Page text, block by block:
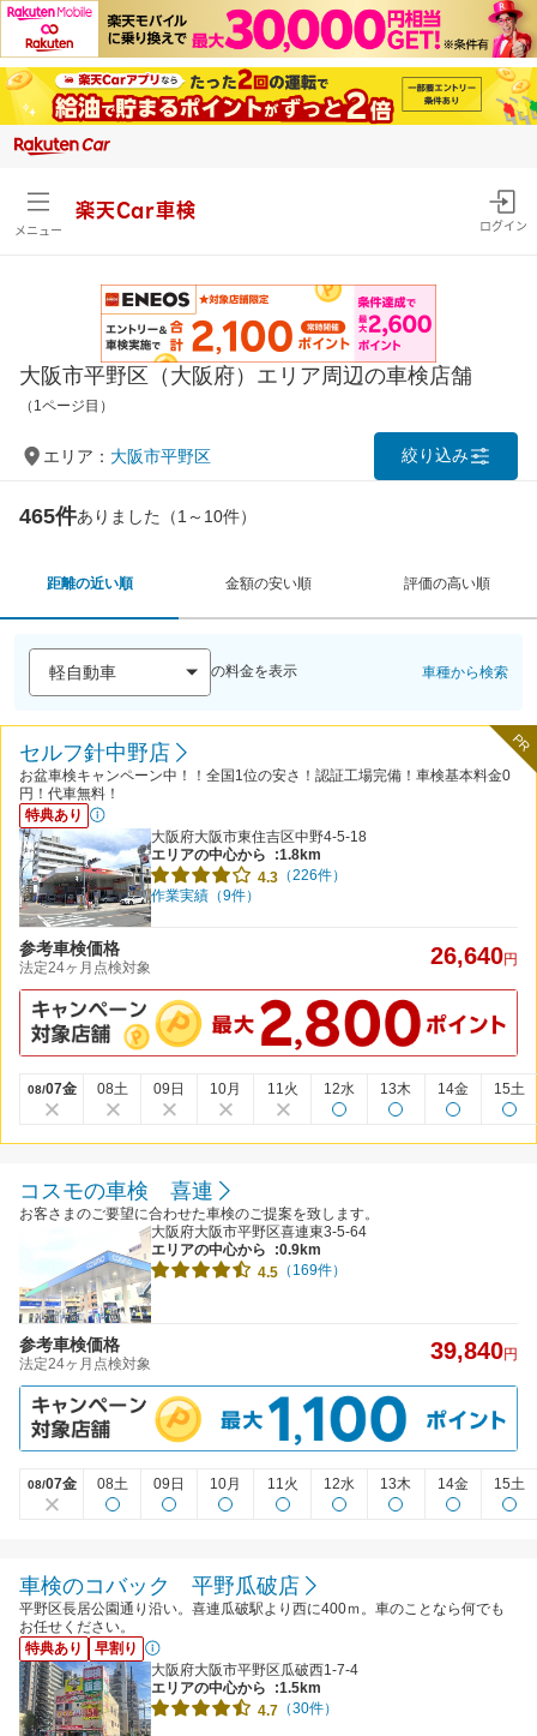
メニュー
楽天Car車検
ログイン
大阪市平野区（大阪府）エリア周辺の車検店舗
（1ページ目）
エリア： 大阪市平野区 絞り込み
465件ありました（1～10件）
距離の近い順 金額の安い順 評価の高い順
の料金を表示 車種から検索
PR
セルフ針中野店
お盆車検キャンペーン中！！全国1位の安さ！認証工場完備！車検基本料金0
円！代車無料！
特典あり
大阪府大阪市東住吉区中野4-5-18
エリアの中心から
:1.8km
4.3 （226件）
作業実績（9件）
参考車検価格
法定24ヶ月点検対象 26,640円
08/07金 08土 09日 10月 11火 12水 13木 14金 15土
コスモの車検 喜連
お客さまのご要望に合わせた車検のご提案を致します。
大阪府大阪市平野区喜連東3-5-64
エリアの中心から
:0.9km
4.5 （169件）
参考車検価格
法定24ヶ月点検対象 39,840円
08/07金 08土 09日 10月 11火 12水 13木 14金 15土
車検のコバック 平野瓜破店
平野区長居公園通り沿い。喜連瓜破駅より西に400ｍ。車のことなら何でも
お任せください。
特典あり
早割り
大阪府大阪市平野区瓜破西1-7-4
エリアの中心から
:1.5km
4.7 （30件）